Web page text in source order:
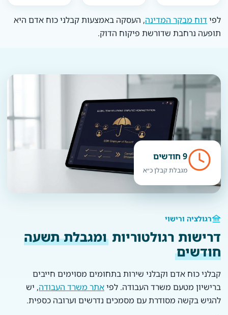
לפי דוח מבקר המדינה, העסקה באמצעות קבלני כוח אדם היא
תופעה נרחבת שדורשת פיקוח הדוק.
רגולציה ורישוי
דרישות רגולטוריות ומגבלת תשעה
חודשים
קבלני כוח אדם וקבלני שירות בתחומים מסוימים חייבים
ברישיון מטעם משרד העבודה. לפיאתר משרד העבודה, יש
להגיש בקשה מסודרת עם מסמכים נדרשים וערובה כספית.
9 חודשים
מגבלת קבלן כ״א